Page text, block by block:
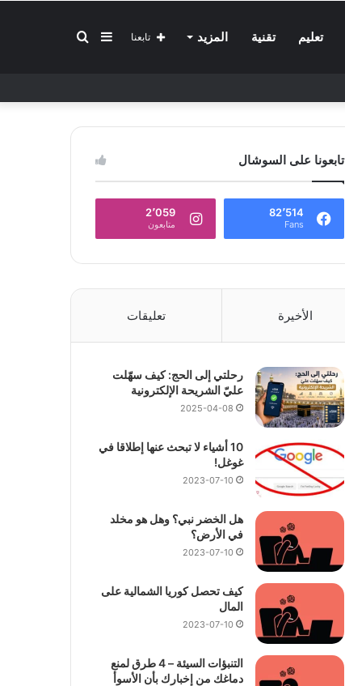
تعليم تقنية المزيد بحثإضافة
جانبي
تابعنا
تابعونا على السوشال
82٬514
Fans
2٬059
متابعون
الأخيرة تعليقات
رحلتي إلى الحج: كيف سهّلت
عليّ الشريحة الإلكترونية
2025-04-08
10 أشياء لا تبحث عنها إطلاقا في
غوغل!
2023-07-10
هل الخضر نبي؟ وهل هو مخلد
في الأرض؟
2023-07-10
كيف تحصل كوريا الشمالية على
المال
2023-07-10
التنبؤات السيئة – 4 طرق لمنع
دماغك من إخبارك بأن الأسوأ